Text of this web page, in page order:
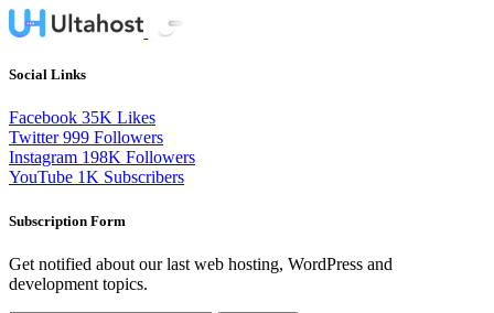
Social Links
Facebook 35K Likes
Twitter 999 Followers
Instagram 198K Followers
YouTube 1K Subscribers
Subscription Form
Get notified about our last web hosting, WordPress and
development topics.